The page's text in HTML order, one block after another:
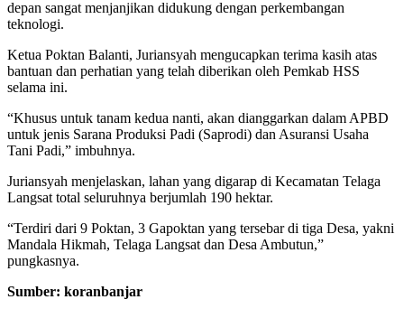
depan sangat menjanjikan didukung dengan perkembangan
teknologi.
Ketua Poktan Balanti, Juriansyah mengucapkan terima kasih atas
bantuan dan perhatian yang telah diberikan oleh Pemkab HSS
selama ini.
“Khusus untuk tanam kedua nanti, akan dianggarkan dalam APBD
untuk jenis Sarana Produksi Padi (Saprodi) dan Asuransi Usaha
Tani Padi,” imbuhnya.
Juriansyah menjelaskan, lahan yang digarap di Kecamatan Telaga
Langsat total seluruhnya berjumlah 190 hektar.
“Terdiri dari 9 Poktan, 3 Gapoktan yang tersebar di tiga Desa, yakni
Mandala Hikmah, Telaga Langsat dan Desa Ambutun,”
pungkasnya.
Sumber: koranbanjar